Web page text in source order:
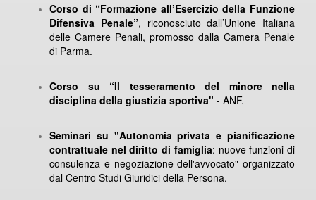
Corso di “Formazione all’Esercizio della Funzione
Difensiva Penale”, riconosciuto dall’Unione Italiana
delle Camere Penali, promosso dalla Camera Penale
di Parma.
Corso su “Il tesseramento del minore nella
disciplina della giustizia sportiva" - ANF.
Seminari su "Autonomia privata e pianificazione
contrattuale nel diritto di famiglia: nuove funzioni di
consulenza e negoziazione dell'avvocato" organizzato
dal Centro Studi Giuridici della Persona.